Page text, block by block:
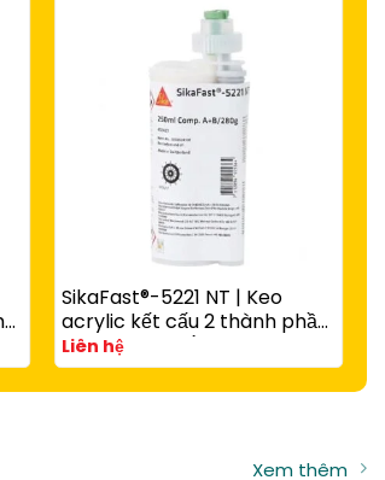
SikaFast®-5221 NT | Keo
acrylic kết cấu 2 thành phần
A và B đóng rắn nhanh cho
composite, kim loại và nhựa
kỹ thuật
Liên hệ
Xem thêm